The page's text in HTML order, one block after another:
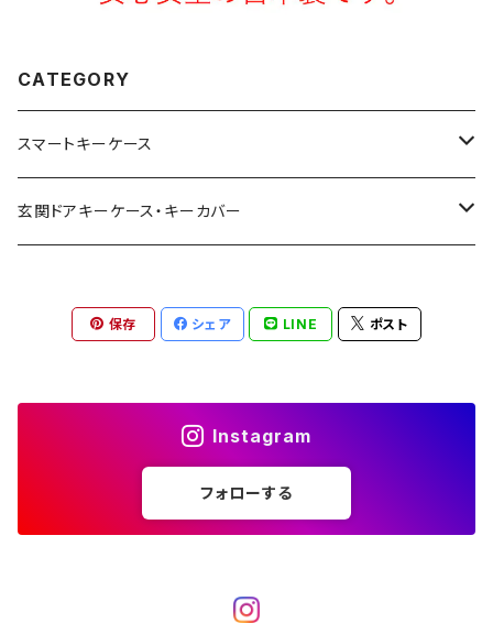
CATEGORY
スマートキーケース
トヨタ | Toyota
ホンダ | Honda
スズキ | Suzuki
ダイハツ | Daihatsu
玄関ドアキーケース・キーカバー
リクシル | LIXIL
美和ロック
保存 シェア LINE ポスト
Instagram
フォローする